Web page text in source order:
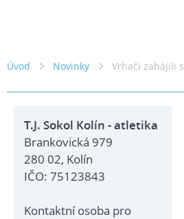
Úvod Novinky Vrhači zahájili
T.J. Sokol Kolín - atletika
Brankovická 979
280 02, Kolín
IČO: 75123843
Kontaktní osoba pro